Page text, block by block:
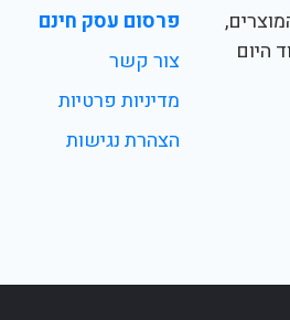
היום
פרסום עסק חינם
צור קשר
מדיניות פרטיות
הצהרת נגישות